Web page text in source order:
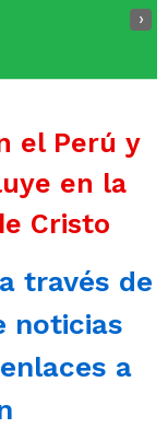
›
el Perú y
en la
Cristo
través de
noticias
a